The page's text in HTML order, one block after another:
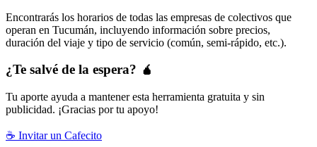
Encontrarás los horarios de todas las empresas de colectivos que
operan en Tucumán, incluyendo información sobre precios,
duración del viaje y tipo de servicio (común, semi-rápido, etc.).
¿Te salvé de la espera? 🧉
Tu aporte ayuda a mantener esta herramienta gratuita y sin
publicidad. ¡Gracias por tu apoyo!
☕ Invitar un Cafecito